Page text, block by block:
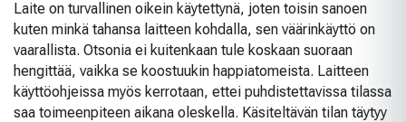
Laite on turvallinen oikein käytettynä, joten toisin sanoen
kuten minkä tahansa laitteen kohdalla, sen väärinkäyttö on
vaarallista. Otsonia ei kuitenkaan tule koskaan suoraan
hengittää, vaikka se koostuukin happiatomeista. Laitteen
käyttöohjeissa myös kerrotaan, ettei puhdistettavissa tilassa
saa toimeenpiteen aikana oleskella. Käsiteltävän tilan täytyy